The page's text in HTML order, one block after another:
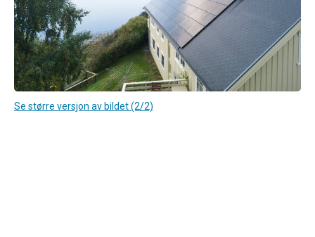
Se større versjon av bildet (2/2)